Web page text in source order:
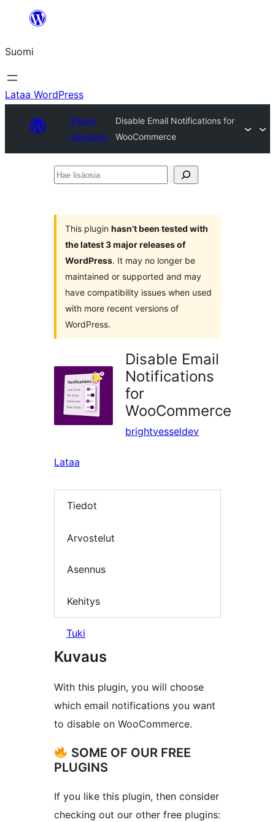
Suomi
Lataa WordPress
Plugin
Directory
Disable Email Notifications for
WooCommerce
Hae
This plugin hasn’t been tested with
the latest 3 major releases of
WordPress. It may no longer be
maintained or supported and may
have compatibility issues when used
with more recent versions of
WordPress.
Disable Email
Notifications
for
WooCommerce
brightvesseldev
Lataa
Tiedot
Arvostelut
Asennus
Kehitys
Tuki
Kuvaus
With this plugin, you will choose
which email notifications you want
to disable on WooCommerce.
SOME OF OUR FREE
PLUGINS
If you like this plugin, then consider
checking out our other free plugins: